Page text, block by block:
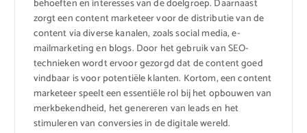
behoeften en interesses van de doelgroep. Daarnaast
zorgt een content marketeer voor de distributie van de
content via diverse kanalen, zoals social media, e-
mailmarketing en blogs. Door het gebruik van SEO-
technieken wordt ervoor gezorgd dat de content goed
vindbaar is voor potentiële klanten. Kortom, een content
marketeer speelt een essentiële rol bij het opbouwen van
merkbekendheid, het genereren van leads en het
stimuleren van conversies in de digitale wereld.